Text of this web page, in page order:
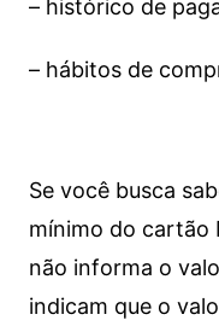
– histórico de
– hábitos de
Se você busca
mínimo do cartão
não informa o
indicam que o